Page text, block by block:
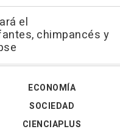
el
chimpancés y
ECONOMÍA
SOCIEDAD
CIENCIAPLUS